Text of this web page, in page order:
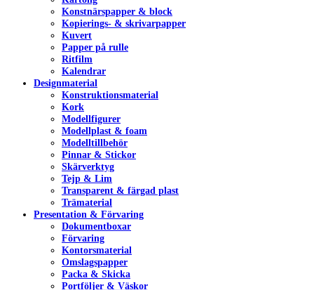
Konstnärspapper & block
Kopierings- & skrivarpapper
Kuvert
Papper på rulle
Ritfilm
Kalendrar
Designmaterial
Konstruktionsmaterial
Kork
Modellfigurer
Modellplast & foam
Modelltillbehör
Pinnar & Stickor
Skärverktyg
Tejp & Lim
Transparent & färgad plast
Trämaterial
Presentation & Förvaring
Dokumentboxar
Förvaring
Kontorsmaterial
Omslagspapper
Packa & Skicka
Portföljer & Väskor